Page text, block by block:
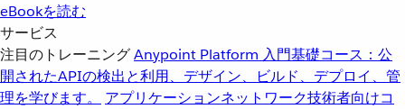
eBookを読む
サービス
注目のトレーニングAnypoint Platform 入門基礎コース：公
開されたAPIの検出と利用、デザイン、ビルド、デプロイ、管
理を学びます。
アプリケーションネットワーク技術者向けコ